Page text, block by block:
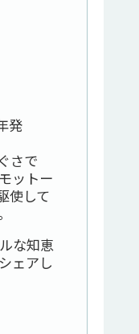
発
さで
ットー
使して
な知恵
ェアし